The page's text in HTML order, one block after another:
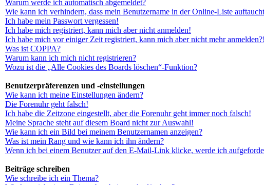
Warum werde ich automatisch abgemeldet?
Wie kann ich verhindern, dass mein Benutzername in der Online-Liste
Ich habe mein Passwort vergessen!
Ich habe mich registriert, kann mich aber nicht anmelden!
Ich habe mich vor einiger Zeit registriert, kann mich aber nicht mehr anmelden?!
Was ist COPPA?
Warum kann ich mich nicht registrieren?
Wozu ist die „Alle Cookies des Boards löschen“-Funktion?
Benutzerpräferenzen und -einstellungen
Wie kann ich meine Einstellungen ändern?
Die Forenuhr geht falsch!
Ich habe die Zeitzone eingestellt, aber die Forenuhr geht immer noch falsch!
Meine Sprache steht auf diesem Board nicht zur Auswahl!
Wie kann ich ein Bild bei meinem Benutzernamen anzeigen?
Was ist mein Rang und wie kann ich ihn ändern?
Wenn ich bei einem Benutzer auf den E-Mail-Link klicke, werde ich
Beiträge schreiben
Wie schreibe ich ein Thema?